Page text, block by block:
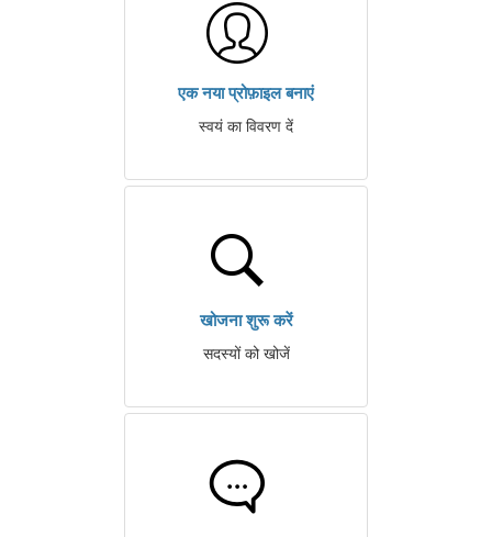
एक नया प्रोफ़ाइल बनाएं
स्वयं का विवरण दें
खोजना शुरू करें
सदस्यों को खोजें